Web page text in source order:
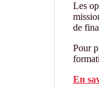
Les
de
Pour
En